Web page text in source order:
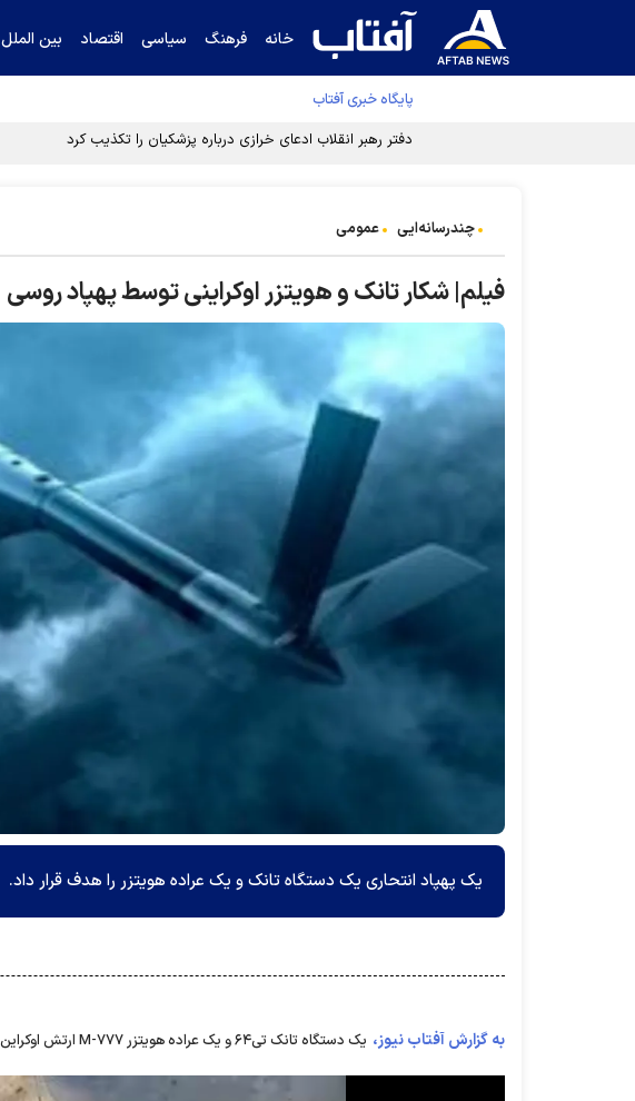
خانه فرهنگ سیاسی اقتصاد بین الملل
پایگاه خبری آفتاب
چندرسانه‌ایی عمومی
فیلم| شکار تانک و هویتزر اوکراینی توسط پهپاد روسی
یک پهپاد انتحاری یک دستگاه تانک و یک عراده هویتزر را هدف قرار داد.
به گزارش آفتاب نیوز، یک دستگاه تانک تی۶۴ و یک عراده هویتزر M-۷۷۷ ارتش اوکراین توسط پهپادهای انتحاری لانست۳ هدف قرار می گیرند.